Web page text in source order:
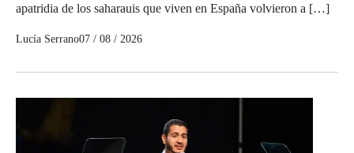
apatridia de los saharauis que viven en España volvieron a […]
Lucía Serrano07 / 08 / 2026